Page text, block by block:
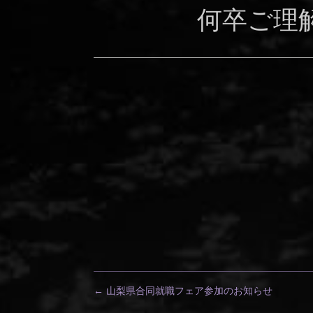
何卒ご理
← 山梨県合同就職フェア参加のお知らせ